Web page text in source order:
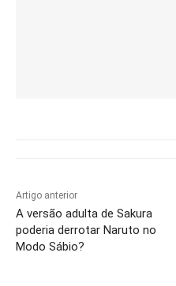
Artigo anterior
A versão adulta de Sakura
poderia derrotar Naruto no
Modo Sábio?